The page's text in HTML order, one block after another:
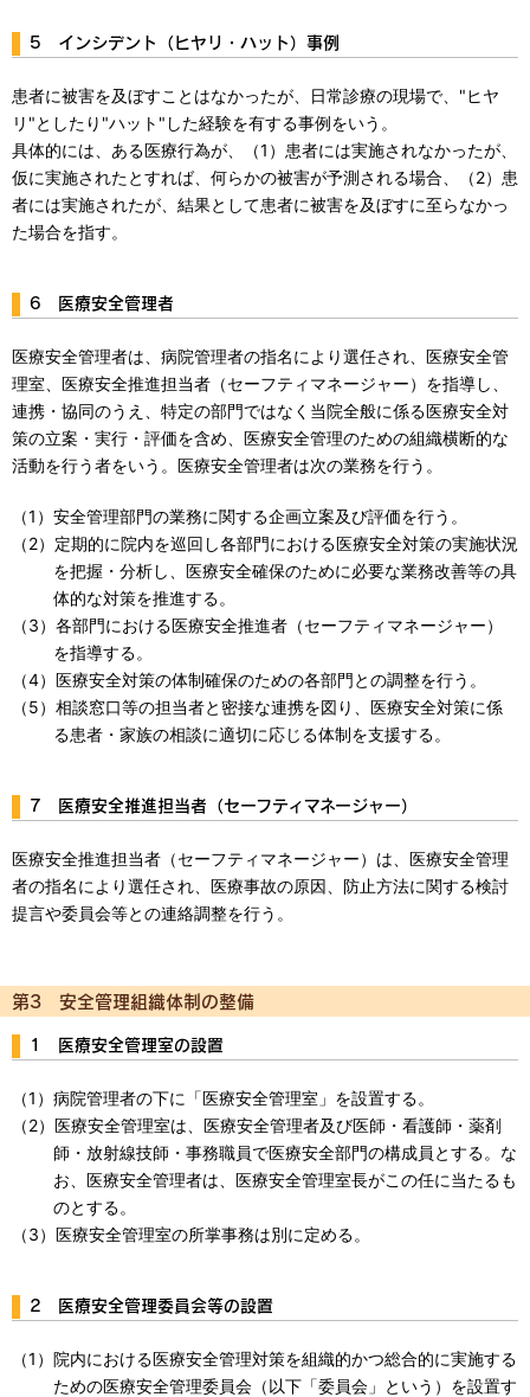
5 インシデント（ヒヤリ・ハット）事例
患者に被害を及ぼすことはなかったが、日常診療の現場で、"ヒヤ
リ"としたり"ハット"した経験を有する事例をいう。
具体的には、ある医療行為が、（1）患者には実施されなかったが、
仮に実施されたとすれば、何らかの被害が予測される場合、（2）患
者には実施されたが、結果として患者に被害を及ぼすに至らなかっ
た場合を指す。
6 医療安全管理者
医療安全管理者は、病院管理者の指名により選任され、医療安全管
理室、医療安全推進担当者（セーフティマネージャー）を指導し、
連携・協同のうえ、特定の部門ではなく当院全般に係る医療安全対
策の立案・実行・評価を含め、医療安全管理のための組織横断的な
活動を行う者をいう。医療安全管理者は次の業務を行う。
（1）安全管理部門の業務に関する企画立案及び評価を行う。
（2）定期的に院内を巡回し各部門における医療安全対策の実施状況
を把握・分析し、医療安全確保のために必要な業務改善等の具
体的な対策を推進する。
（3）各部門における医療安全推進者（セーフティマネージャー）
を指導する。
（4）医療安全対策の体制確保のための各部門との調整を行う。
（5）相談窓口等の担当者と密接な連携を図り、医療安全対策に係
る患者・家族の相談に適切に応じる体制を支援する。
7 医療安全推進担当者（セーフティマネージャー）
医療安全推進担当者（セーフティマネージャー）は、医療安全管理
者の指名により選任され、医療事故の原因、防止方法に関する検討
提言や委員会等との連絡調整を行う。
第3 安全管理組織体制の整備
1 医療安全管理室の設置
（1）病院管理者の下に「医療安全管理室」を設置する。
（2）医療安全管理室は、医療安全管理者及び医師・看護師・薬剤
師・放射線技師・事務職員で医療安全部門の構成員とする。な
お、医療安全管理者は、医療安全管理室長がこの任に当たるも
のとする。
（3）医療安全管理室の所掌事務は別に定める。
2 医療安全管理委員会等の設置
（1）院内における医療安全管理対策を組織的かつ総合的に実施する
ための医療安全管理委員会（以下「委員会」という）を設置す